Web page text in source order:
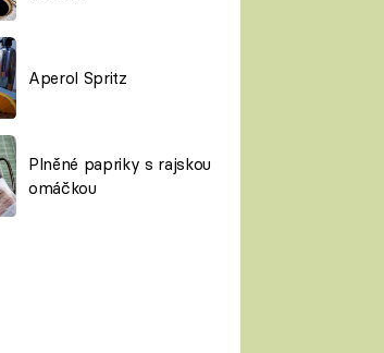
Aperol Spritz
Plněné papriky s rajskou
omáčkou